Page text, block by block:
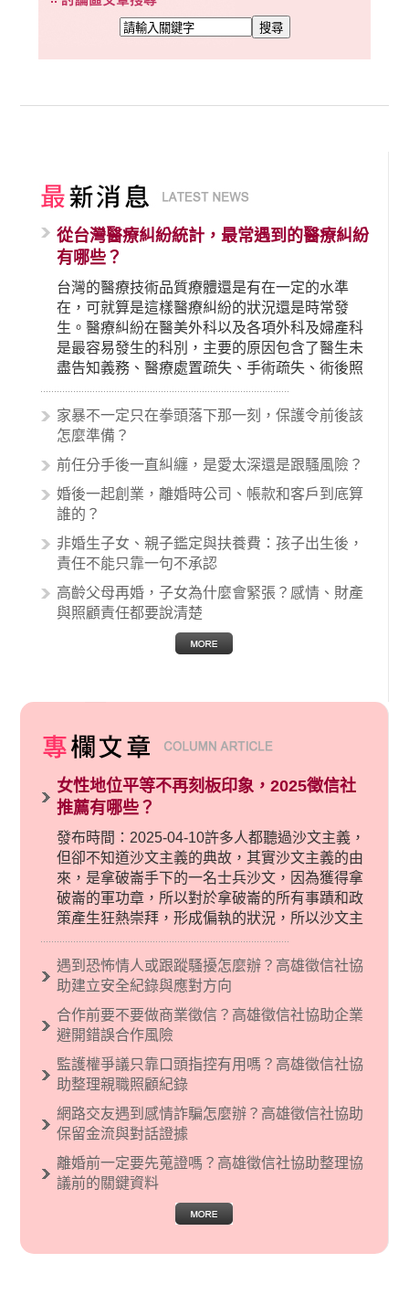
從台灣醫療糾紛統計，最常遇到的醫療糾紛
有哪些？
台灣的醫療技術品質療體還是有在一定的水準
在，可就算是這樣醫療糾紛的狀況還是時常發
生。醫療糾紛在醫美外科以及各項外科及婦產科
是最容易發生的科別，主要的原因包含了醫生未
盡告知義務、醫療處置疏失、手術疏失、術後照
顧失當、醫療費用的收取。雖然醫學進步，但醫
生與病患之間引起的糾紛還是經常發生。很多案
例中最後都走向訴訟流程，我們如果不幸遇到相
的內容其實非常多，有些案例…
家暴不一定只在拳頭落下那一刻，保護令前後該
怎麼準備？
前任分手後一直糾纏，是愛太深還是跟騷風險？
婚後一起創業，離婚時公司、帳款和客戶到底算
誰的？
非婚生子女、親子鑑定與扶養費：孩子出生後，
責任不能只靠一句不承認
高齡父母再婚，子女為什麼會緊張？感情、財產
與照顧責任都要說清楚
女性地位平等不再刻板印象，2025徵信社
推薦有哪些？
發布時間：2025-04-10許多人都聽過沙文主義，
但卻不知道沙文主義的典故，其實沙文主義的由
來，是拿破崙手下的一名士兵沙文，因為獲得拿
破崙的軍功章，所以對於拿破崙的所有事蹟和政
策產生狂熱崇拜，形成偏執的狀況，所以沙文主
義後來就被拿來暗指偏見和歧視，而且有沙文主
義傾向的人，通常對於自己的國家和民族有超強
烈的卓越感，因而瞧不起其他國家的人，所以沙
現了男性沙文…
遇到恐怖情人或跟蹤騷擾怎麼辦？高雄徵信社協
助建立安全紀錄與應對方向
合作前要不要做商業徵信？高雄徵信社協助企業
避開錯誤合作風險
監護權爭議只靠口頭指控有用嗎？高雄徵信社協
助整理親職照顧紀錄
網路交友遇到感情詐騙怎麼辦？高雄徵信社協助
保留金流與對話證據
離婚前一定要先蒐證嗎？高雄徵信社協助整理協
議前的關鍵資料